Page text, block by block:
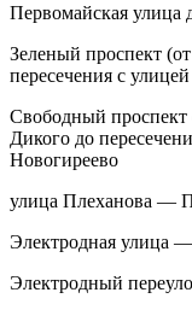
Первомайская
Зеленый проспект
пересечения с
Свободный проспект
Дикого до
Новогиреево
улица Плеханова —
Электродная улица
Электродный